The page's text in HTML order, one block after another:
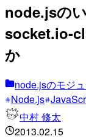
node.jsの
socket.io-
か
node.jsのモジ
Node.js
中村 修太
2013.02.15